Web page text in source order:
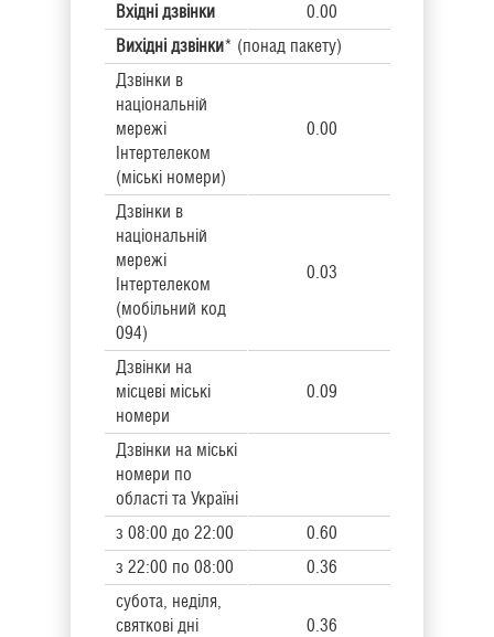
Вхідні дзвінки
0.00
Вихідні дзвінки* (понад пакету)
Дзвінки в
національній
мережі
Інтертелеком
(міські номери)
0.00
Дзвінки в
національній
мережі
Інтертелеком
(мобільний код
094)
0.03
Дзвінки на
місцеві міські
номери
0.09
Дзвінки на міські
номери по
області та Україні
з 08:00 до 22:00
0.60
з 22:00 по 08:00
0.36
субота, неділя,
святкові дні
0.36